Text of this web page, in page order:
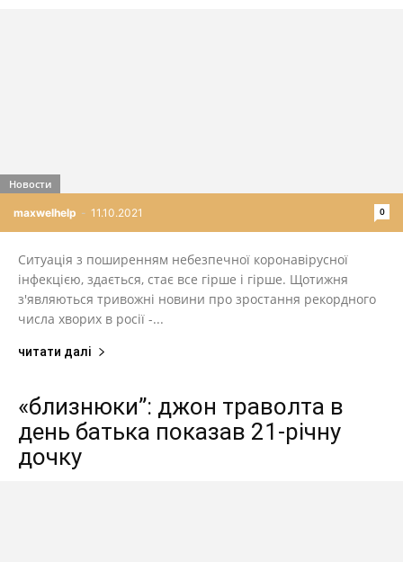
maxwelhelp - 11.10.2021 0
Новости
Ситуація з поширенням небезпечної коронавірусної
інфекцією, здається, стає все гірше і гірше. Щотижня
з'являються тривожні новини про зростання рекордного
числа хворих в росії -...
читати далі
«близнюки”: джон траволта в
день батька показав 21-річну
дочку